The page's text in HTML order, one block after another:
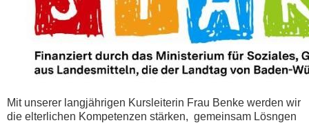
Mit unserer langjährigen Kursleiterin Frau Benke werden wir
die elterlichen Kompetenzen stärken, gemeinsam Lösngen